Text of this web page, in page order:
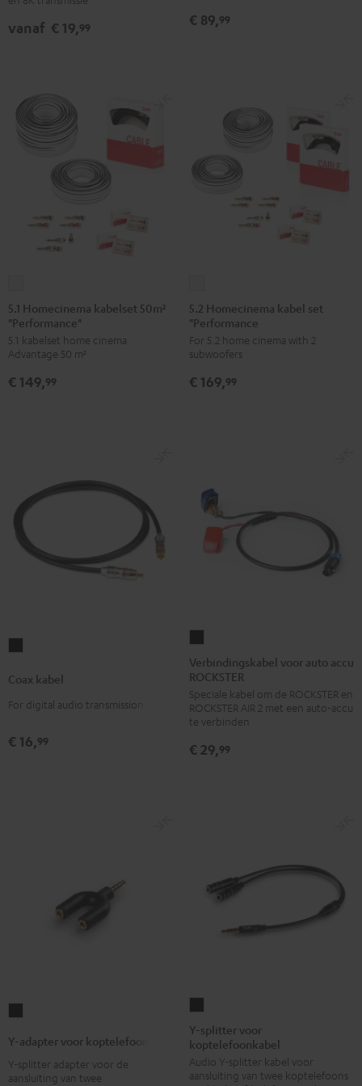
ZwartWit
vanaf € 19,99 € 89,99
Homecinema
kabelset
50m²
"Performance"
Wit
5.1 Homecinema kabelset 50m²
"Performance"
5.1 kabelset home cinema
Advantage 50 m²
€ 149,99
Homecinema
kabel
set
"Performance
Wit
5.2 Homecinema kabel set
"Performance
For 5.2 home cinema with 2
subwoofers
€ 169,99
Zwart
Coax kabel
For digital audio transmission
€ 16,99
voor
auto
accu
ROCKSTER
Verbindingskabel voor auto accu
ROCKSTER
Speciale kabel om de ROCKSTER en
ROCKSTER AIR 2 met een auto-accu
te verbinden
€ 29,99
voor
koptelefoon
Y-adapter voor koptelefoon
Y-splitter adapter voor de
aansluiting van twee
splitter
voor
koptelefoonkabel
Y-splitter voor
koptelefoonkabel
Audio Y-splitter kabel voor
aansluiting van twee koptelefoons